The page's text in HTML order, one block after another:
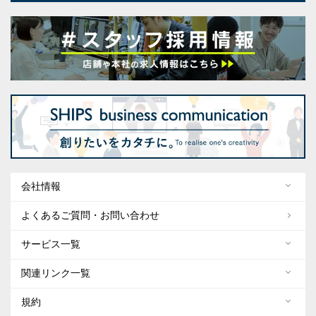
会社情報
よくあるご質問・お問い合わせ
サービス一覧
関連リンク一覧
規約